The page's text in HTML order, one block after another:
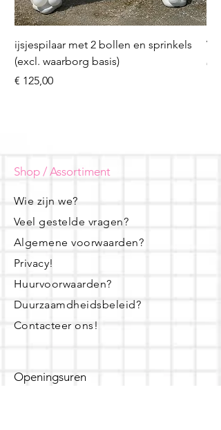
ijsjespilaar met 2 bollen en sprinkels
(excl. waarborg basis)
Prijs
€ 125,00
Prijs
€
Shop / Assortiment
Wie zijn we?
Veel gestelde vragen?
Algemene voorwaarden?
Privacy!
Huurvoorwaarden?
Duurzaamdheidsbeleid?
Contacteer ons!
Openingsuren